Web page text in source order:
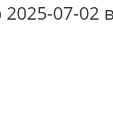
07-02